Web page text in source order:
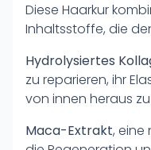
Diese Haarkur
Inhaltsstoffe, die
Hydrolysiertes
zu reparieren, ihr
von innen heraus
Maca-Extrakt, eine